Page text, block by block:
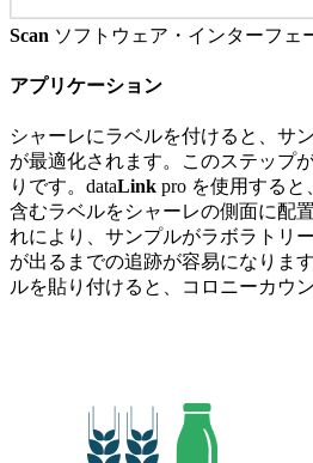
Scan ソフトウェア・インターフェ
アプリケーション
シャーレにラベルを付けると、サ
が最適化されます。このステップ
りです。dataLink pro を使用する
含むラベルをシャーレの側面に配
れにより、サンプルがラボラトリ
が出るまでの追跡が容易になりま
ルを貼り付けると、コロニーカウ